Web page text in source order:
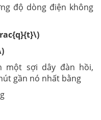
độ dòng điện không
một sợi dây đàn hồi,
gần nó nhất bằng